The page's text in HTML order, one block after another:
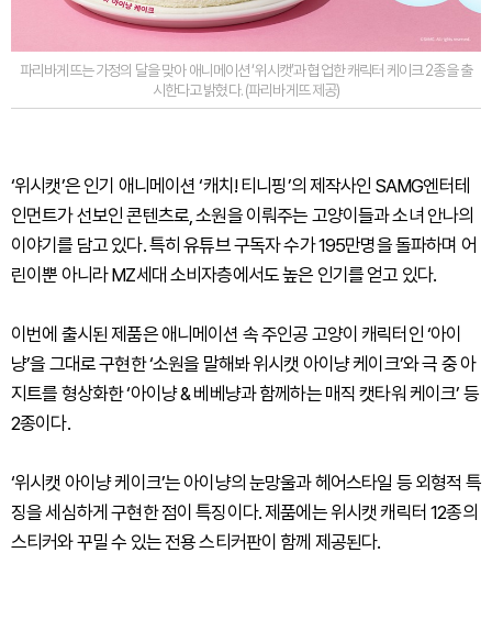
파리바게뜨는 가정의 달을 맞아 애니메이션 ‘위시캣’과 협업한 캐릭터 케이크 2종을 출
시한다고 밝혔다. (파리바게뜨 제공)
‘위시캣’은 인기 애니메이션 ‘캐치! 티니핑’의 제작사인 SAMG엔터테
인먼트가 선보인 콘텐츠로, 소원을 이뤄주는 고양이들과 소녀 안나의
이야기를 담고 있다. 특히 유튜브 구독자 수가 195만명을 돌파하며 어
린이뿐 아니라 MZ세대 소비자층에서도 높은 인기를 얻고 있다.
이번에 출시된 제품은 애니메이션 속 주인공 고양이 캐릭터인 ‘아이
냥’을 그대로 구현한 ‘소원을 말해봐 위시캣 아이냥 케이크’와 극 중 아
지트를 형상화한 ‘아이냥 & 베베냥과 함께하는 매직 캣타워 케이크’ 등
2종이다.
‘위시캣 아이냥 케이크’는 아이냥의 눈망울과 헤어스타일 등 외형적 특
징을 세심하게 구현한 점이 특징이다. 제품에는 위시캣 캐릭터 12종의
스티커와 꾸밀 수 있는 전용 스티커판이 함께 제공된다.